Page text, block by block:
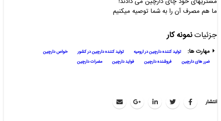
ما هم مصرف آن را به شما توصیه میکنیم
جزئیاتنمونه کار
مهارت ها: تولید کننده دارچین در ارومیه تولید کننده دارچین در کشور
خواص دارچین
ضرر های دارچین
فروشنده دارچین فواید دارچین مضرات دارچین
انتشار